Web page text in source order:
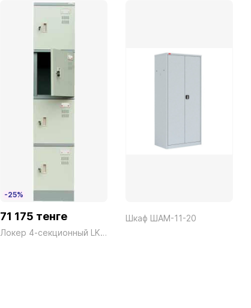
-25%
71 175 тенге
Локер 4-секционный LK04 серый President
Шкаф ШАМ-11-20